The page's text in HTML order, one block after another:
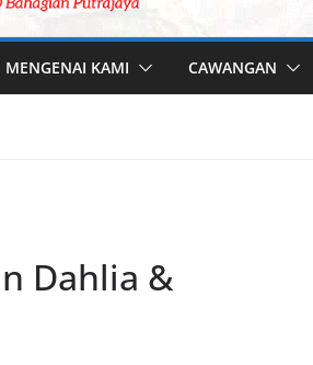
MENGENAI KAMI CAWANGAN
Dahlia &